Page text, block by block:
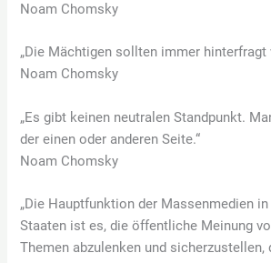
Noam Chomsky
„Die Mächtigen sollten immer hinterfragt
Noam Chomsky
„Es gibt keinen neutralen Standpunkt.
der einen oder anderen Seite.“
Noam Chomsky
„Die Hauptfunktion der Massenmedien
Staaten ist es, die öffentliche Meinung
Themen abzulenken und sicherzustellen,